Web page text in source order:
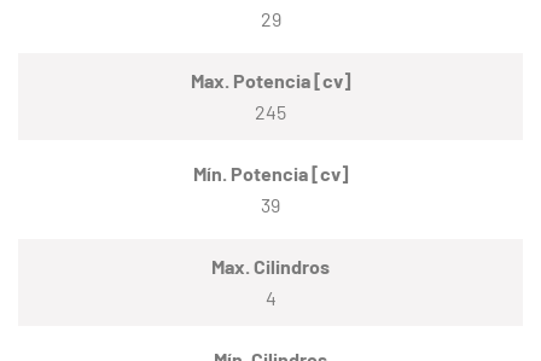
29
Max. Potencia [cv]
245
Mín. Potencia [cv]
39
Max. Cilindros
4